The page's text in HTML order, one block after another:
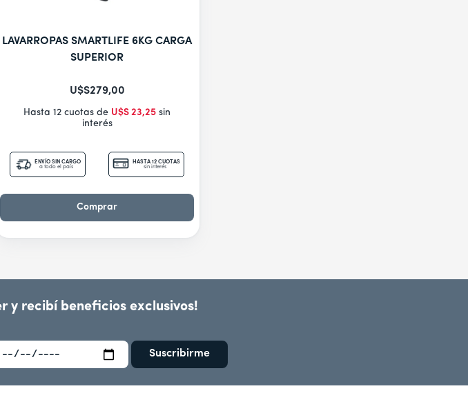
LAVARROPAS SMARTLIFE 6KG CARGA
SUPERIOR
U$S279,00
Hasta 12 cuotas de U$S 23,25 sin
interés
ENVÍO SIN CARGO
a todo el país
HASTA 12 CUOTAS
sin interés
Comprar
y recibí beneficios exclusivos!
Suscribirme